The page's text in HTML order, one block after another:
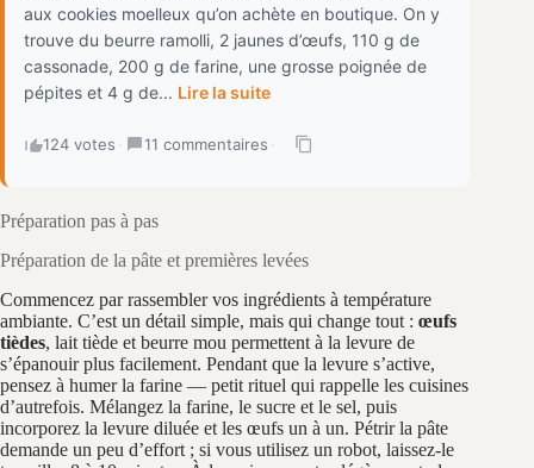
aux cookies moelleux qu’on achète en boutique. On y
trouve du beurre ramolli, 2 jaunes d’œufs, 110 g de
cassonade, 200 g de farine, une grosse poignée de
pépites et 4 g de... Lire la suite
124 votes · 11 commentaires ·
Préparation pas à pas
Préparation de la pâte et premières levées
Commencez par rassembler vos ingrédients à température
ambiante. C’est un détail simple, mais qui change tout : œufs
tièdes, lait tiède et beurre mou permettent à la levure de
s’épanouir plus facilement. Pendant que la levure s’active,
pensez à humer la farine — petit rituel qui rappelle les cuisines
d’autrefois. Mélangez la farine, le sucre et le sel, puis
incorporez la levure diluée et les œufs un à un. Pétrir la pâte
demande un peu d’effort ; si vous utilisez un robot, laissez-le